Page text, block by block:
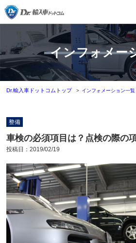
加盟店一覧
加盟店ブログ一覧
インフォメーション
加盟店募集
インフォメー
Dr.輸入車ドットコムトップ インフォメーション一覧
整備
車検の必須項目は？点検の際の
投稿日：2019/02/19